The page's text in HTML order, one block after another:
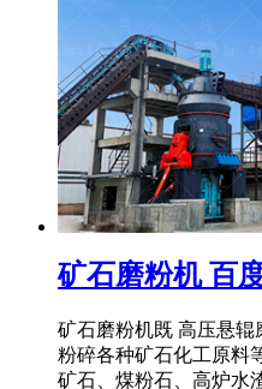
矿石磨粉机 百
矿石磨粉机既 高压悬
粉碎各种矿石化工原料
矿石、煤粉石、高炉水